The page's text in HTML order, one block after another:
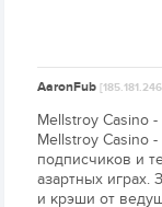
AaronFub
Mellstroy Casino
Mellstroy Casino
подписчиков и
азартных играх.
и крэши от